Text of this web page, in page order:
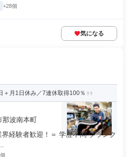
+28個
気になる
＋月1日休み／7連休取得100％
那波南本町
経験者歓迎！＝ 学歴不問 ブランク